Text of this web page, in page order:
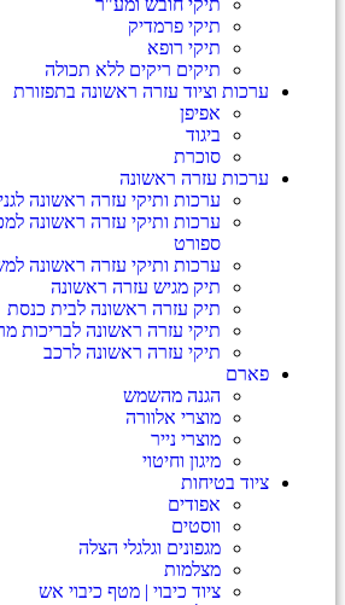
תיקי חובש ומע"ר
תיקי פרמדיק
תיקי רופא
תיקים ריקים ללא תכולה
ערכות וציוד עזרה ראשונה בתפזורת
אפיפן
ביגוד
סוכרת
ערכות עזרה ראשונה
ערכות ותיקי עזרה ראשונה
ערכות ותיקי עזרה ראשונה
ספורט
ערכות ותיקי עזרה ראשונה
תיק מגיש עזרה ראשונה
תיק עזרה ראשונה לבית כנסת
תיקי עזרה ראשונה לבריכות
תיקי עזרה ראשונה לרכב
פארם
הגנה מהשמש
מוצרי אלוורה
מוצרי נייר
מיגון וחיטוי
ציוד בטיחות
אפודים
ווסטים
מגפונים וגלגלי הצלה
מצלמות
ציוד כיבוי | מטף כיבוי אש